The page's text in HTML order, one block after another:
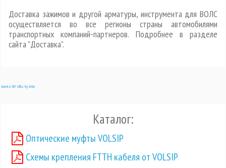
Доставка зажимов и другой арматуры, инструмента для ВОЛС
осуществляется во все регионы страны автомобилями
транспортных компаний-партнеров. Подробнее в разделе
сайта "Доставка".
Joomla SEF URLs by Artio
Каталог:
Оптические муфты VOLSIP
Схемы крепления FTTH кабеля от VOLSIP